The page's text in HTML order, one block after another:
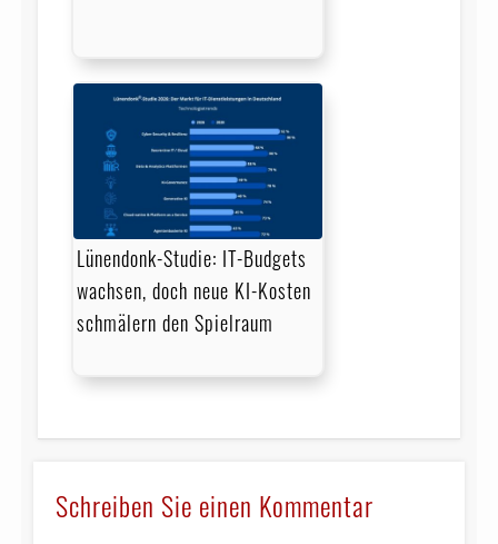
Lünendonk-Studie: IT-Budgets
wachsen, doch neue KI-Kosten
schmälern den Spielraum
Schreiben Sie einen Kommentar